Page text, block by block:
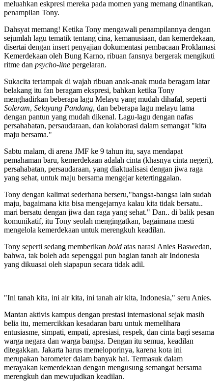
meluahkan eskpresi mereka pada momen yang memang dinantikan,
penampilan Tony.
Dahsyat memang! Ketika Tony mengawali penampilannya dengan
sejumlah lagu tematik tentang cina, kemanusiaan, dan kemerdekaan,
disertai dengan insert penyajian dokumentasi pembacaan Proklamasi
Kemerdekaan oleh Bung Karno, ribuan fansnya bergerak mengikuti
ritme dan psycho-line pergelaran.
Sukacita tertampak di wajah ribuan anak-anak muda beragam latar
belakang itu fan beragam ekspresi, bahkan ketika Tony
menghadirkan beberapa lagu Melayu yang mudah dihafal, seperti
Soleram, Selayang Pandang, dan beberapa lagu melayu lama
dengan pantun yang mudah dikenal. Lagu-lagu dengan nafas
persahabatan, persaudaraan, dan kolaborasi dalam semangat "kita
maju bersama."
Sabtu malam, di arena JMF ke 9 tahun itu, saya mendapat
pemahaman baru, kemerdekaan adalah cinta (khasnya cinta negeri),
persahabatan, persaudaraan, yang diaktualisasi dengan jiwa raga
yang sehat, untuk maju bersama mengejar ketertinggalan.
Tony dengan kalimat sederhana berseru,"bangsa-bangsa lain sudah
maju, bagaimana kita bisa mengejarnya kalau kita tidak bersatu..
mari bersatu dengan jiwa dan raga yang sehat." Dan.. di balik pesan
komunikatif, itu Tony seolah mengingatkan, bagaimana mesti
mengelola kemerdekaan untuk merengkuh keadilan.
Tony seperti sedang memberikan bold atas narasi Anies Baswedan,
bahwa, tak boleh ada sepenggal pun bagian tanah air Indonesia
yang dikuasai oleh siapapun secara tidak adil.
"Ini tanah kita, ini air kita, ini tanah air kita, Indonesia," seru Anies.
Mantan aktivis kampus dengan prestasi internasional sejak masih
belia itu, memercikkan kesadaran baru untuk memelihara
entusiasme, simpati, empati, apresiasi, respek, dan cinta bagi sesama
warga negara dan warga bangsa. Dengan itu semua, keadilan
ditegakkan. Jakarta harus memeloporinya, karena kota ini
merupakan barometer dalam banyak hal. Termasuk dalam
merayakan kemerdekaan dengan mengusung semangat bersama
merengkuh dan mewujudkan keadilan.